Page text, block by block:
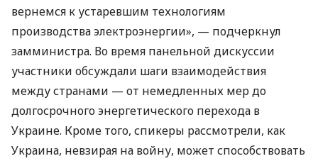
вернемся к устаревшим технологиям
производства электроэнергии», — подчеркнул
замминистра. Во время панельной дискуссии
участники обсуждали шаги взаимодействия
между странами — от немедленных мер до
долгосрочного энергетического перехода в
Украине. Кроме того, спикеры рассмотрели, как
Украина, невзирая на войну, может способствовать